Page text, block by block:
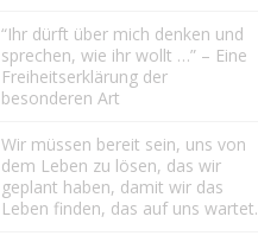
“Ihr dürft über mich denken und
sprechen, wie ihr wollt …” – Eine
Freiheitserklärung der
besonderen Art
Wir müssen bereit sein, uns von
dem Leben zu lösen, das wir
geplant haben, damit wir das
Leben finden, das auf uns wartet.